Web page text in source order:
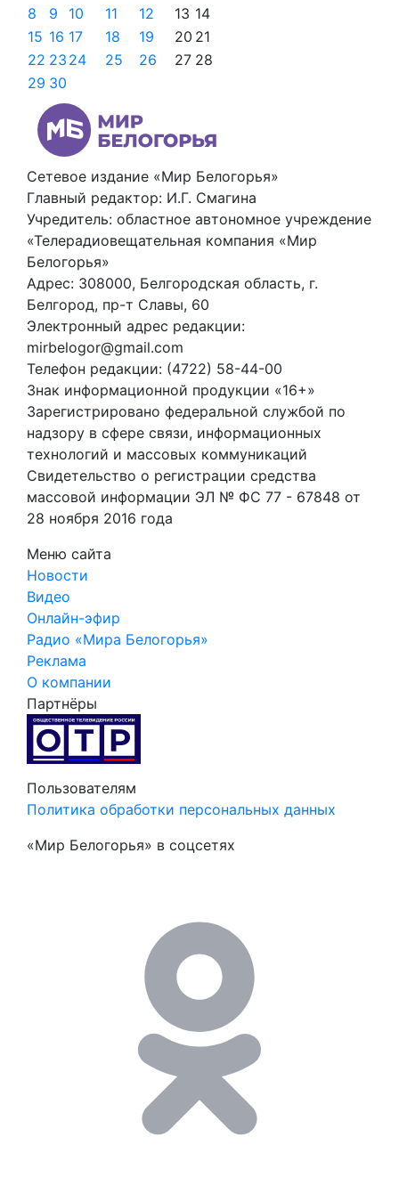
8
9 10 11 12 13 14
15 16 17 18 19 20 21
22 23 24 25 26 27 28
29 30
Сетевое издание «Мир Белогорья»
Главный редактор: И.Г. Смагина
Учредитель: областное автономное учреждение
«Телерадиовещательная компания «Мир
Белогорья»
Адрес: 308000, Белгородская область, г.
Белгород, пр-т Славы, 60
Электронный адрес редакции:
mirbelogor@gmail.com
Телефон редакции: (4722) 58-44-00
Знак информационной продукции «16+»
Зарегистрировано федеральной службой по
надзору в сфере связи, информационных
технологий и массовых коммуникаций
Свидетельство о регистрации средства
массовой информации ЭЛ № ФС 77 - 67848 от
28 ноября 2016 года
Меню сайта
Новости
Видео
Онлайн-эфир
Радио «Мира Белогорья»
Реклама
О компании
Партнёры
Пользователям
Политика обработки персональных данных
«Мир Белогорья» в соцсетях